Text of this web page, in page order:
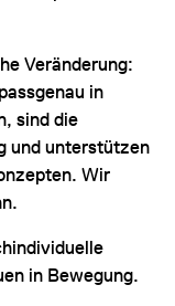
Veränderung:
in
sind die
und unterstützen
Wir
in Bewegung.